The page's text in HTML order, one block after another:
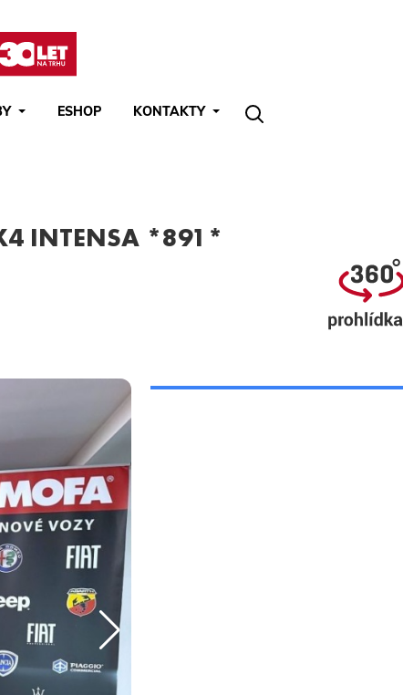
ESHOP
KONTAKTY
INTENSA *891*